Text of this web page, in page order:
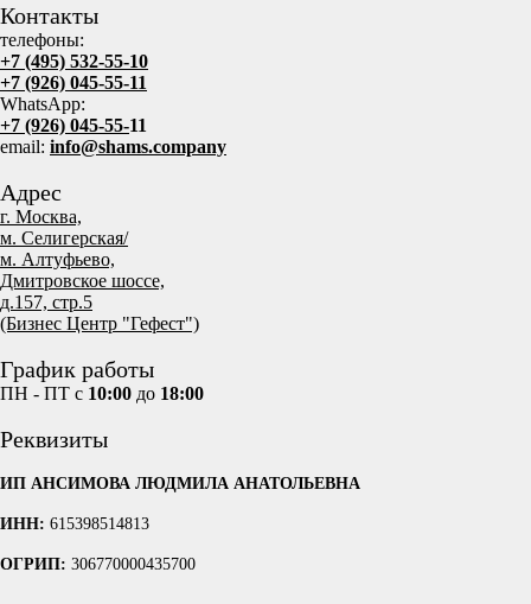
Контакты
телефоны:
+7 (495) 532-55-10
+7 (926) 045-55-11
WhatsApp:
+7 (926) 045-55-11
email: info@shams.company
Адрес
г. Москва,
м. Селигерская/
м. Алтуфьево,
Дмитровское шоссе,
д.157, стр.5
(Бизнес Центр "Гефест")
График работы
ПН - ПТ с 10:00 до 18:00
Реквизиты
ИП АНСИМОВА ЛЮДМИЛА АНАТОЛЬЕВНА
ИНН: 615398514813
ОГРИП: 306770000435700